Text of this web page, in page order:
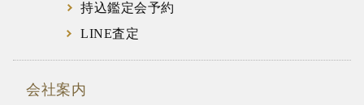
持込鑑定会予約
LINE査定
会社案内